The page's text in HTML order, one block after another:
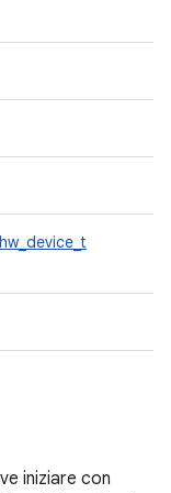
hw_device_t
iniziare con